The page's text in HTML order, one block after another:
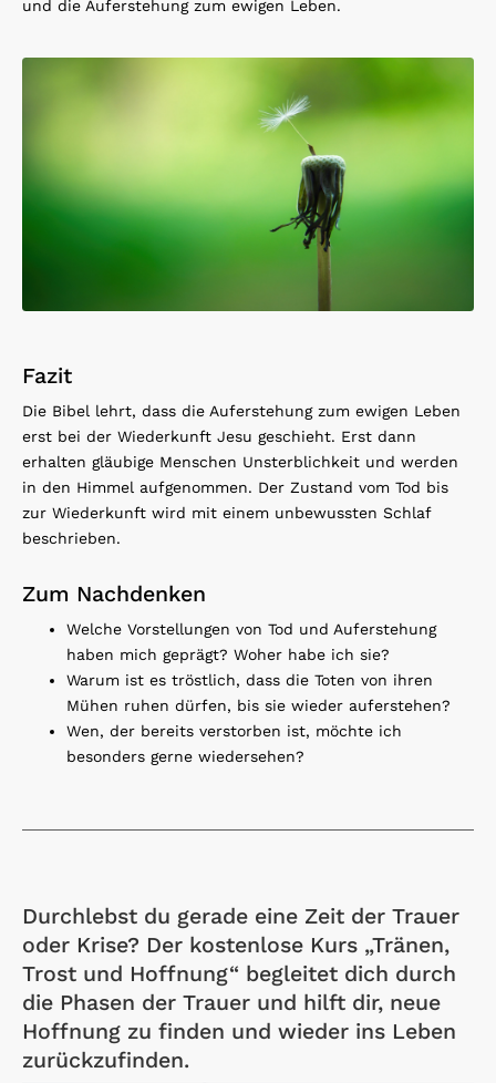
und die Auferstehung zum ewigen Leben.
Fazit
Die Bibel lehrt, dass die Auferstehung zum ewigen Leben
erst bei der Wiederkunft Jesu geschieht. Erst dann
erhalten gläubige Menschen Unsterblichkeit und werden
in den Himmel aufgenommen. Der Zustand vom Tod bis
zur Wiederkunft wird mit einem unbewussten Schlaf
beschrieben.
Zum Nachdenken
Welche Vorstellungen von Tod und Auferstehung
haben mich geprägt? Woher habe ich sie?
Warum ist es tröstlich, dass die Toten von ihren
Mühen ruhen dürfen, bis sie wieder auferstehen?
Wen, der bereits verstorben ist, möchte ich
besonders gerne wiedersehen?
Durchlebst du gerade eine Zeit der Trauer
oder Krise? Der kostenlose Kurs „Tränen,
Trost und Hoffnung“ begleitet dich durch
die Phasen der Trauer und hilft dir, neue
Hoffnung zu finden und wieder ins Leben
zurückzufinden.